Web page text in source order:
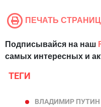
ПЕЧАТЬ
Подписывайся на наш
самых интересных и
ТЕГИ
ВЛАДИМИР ПУТИН